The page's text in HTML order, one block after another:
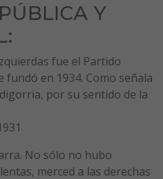
Y
fue el Partido
fundó en 1934. Como señala
por su sentido de la
No sólo no hubo
merced a las derechas